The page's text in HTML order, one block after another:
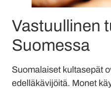
Vastuullinen
Suomessa
Suomalaiset kultasepät
edelläkävijöitä. Monet